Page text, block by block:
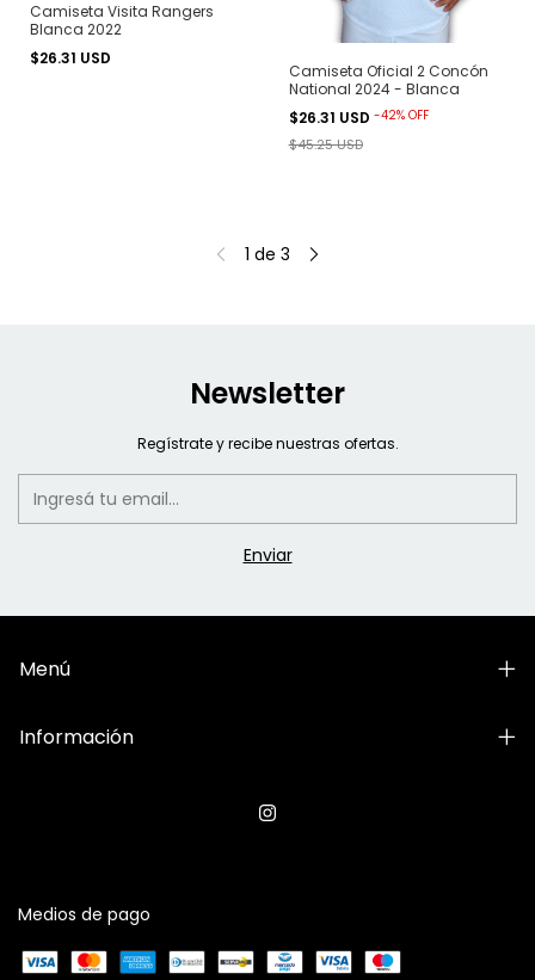
Camiseta Visita Rangers
Blanca 2022
$26.31 USD
Camiseta Oficial 2 Concón
National 2024 - Blanca
$26.31 USD -42% OFF
$45.25 USD
1 de 3
Newsletter
Regístrate y recibe nuestras ofertas.
Menú
Información
Medios de pago